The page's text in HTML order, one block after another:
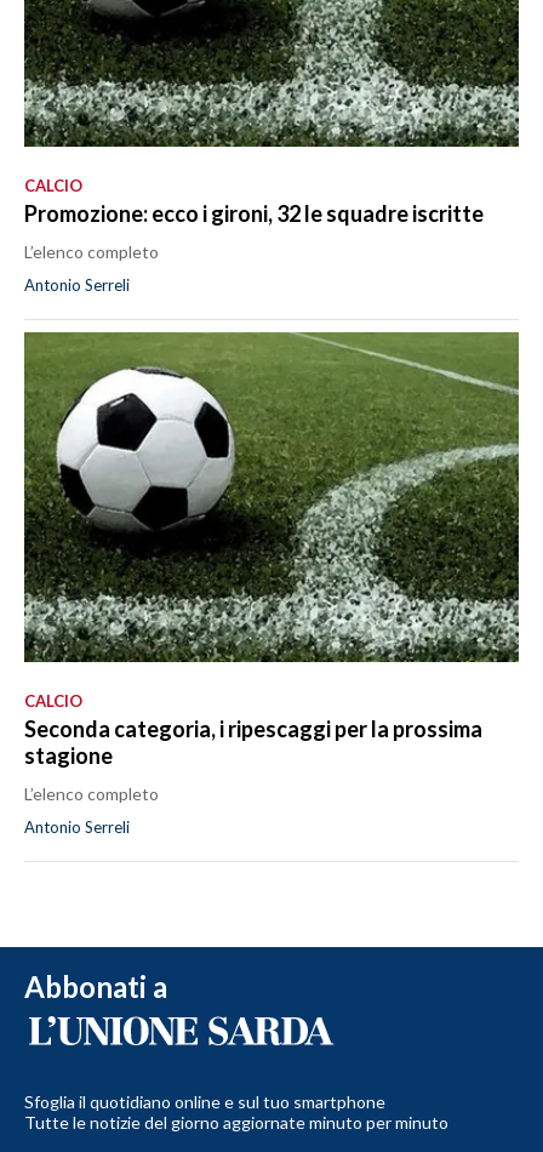
CALCIO
Promozione: ecco i gironi, 32 le squadre iscritte
L’elenco completo
Antonio Serreli
CALCIO
Seconda categoria, i ripescaggi per la prossima
stagione
L’elenco completo
Antonio Serreli
Abbonati a
Sfoglia il quotidiano online e sul tuo smartphone
Tutte le notizie del giorno aggiornate minuto per minuto